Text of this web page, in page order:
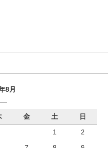
8月
金 土
日
1
2